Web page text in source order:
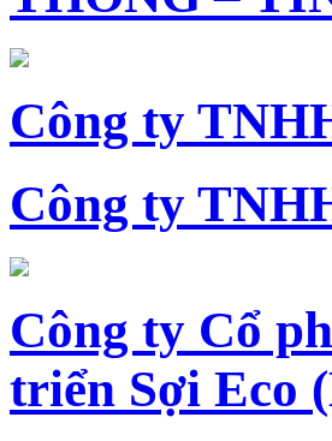
Công ty
Công ty
Công ty Cổ
triển Sợi Eco